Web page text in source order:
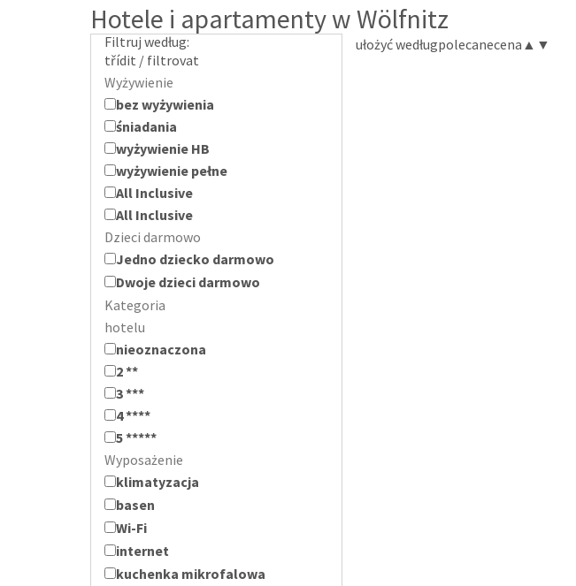
Hotele i apartamenty w Wölfnitz
Filtruj według:
třídit / filtrovat
Wyżywienie
bez wyżywienia
śniadania
wyżywienie HB
wyżywienie pełne
All Inclusive
All Inclusive
Dzieci darmowo
Jedno dziecko darmowo
Dwoje dzieci darmowo
Kategoria
hotelu
nieoznaczona
2 **
3 ***
4 ****
5 *****
Wyposażenie
klimatyzacja
basen
Wi-Fi
internet
kuchenka mikrofalowa
ułożyć wedługpolecanecena ▲ ▼